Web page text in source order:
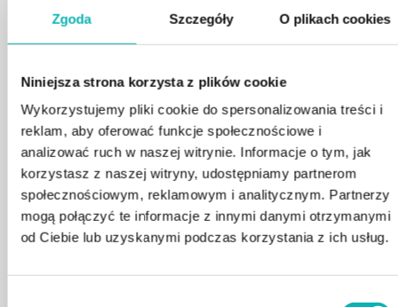
Zgoda Szczegóły O plikach cookies
Niniejsza strona korzysta z plików cookie
Wykorzystujemy pliki cookie do spersonalizowania treści i
reklam, aby oferować funkcje społecznościowe i
analizować ruch w naszej witrynie. Informacje o tym, jak
korzystasz z naszej witryny, udostępniamy partnerom
społecznościowym, reklamowym i analitycznym. Partnerzy
mogą połączyć te informacje z innymi danymi otrzymanymi
od Ciebie lub uzyskanymi podczas korzystania z ich usług.
Pompy hydromasażu: 2x3HP + pompa cyrkulacyjna 0,35HP –
Zasilanie 380V – dla najwyższej wydajności.
Ekskluzywna kolorystyka: Sterling Silver (biały marmurkowy) –
każdą aranżacją ogrodową.
Zestaw zawiera:
✔ Pokrywę termiczną – zabezpiecza ciepło.
✔ Schodki – ułatwiają bezpieczne wejście.
Specyfikacja:
📌 Wymiary: 2000 × 2000 × 800 mm
📌 Waga: 350 kg